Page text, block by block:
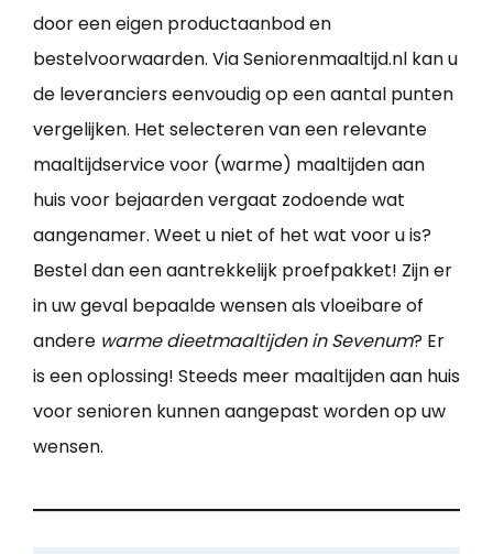
door een eigen productaanbod en
bestelvoorwaarden. Via Seniorenmaaltijd.nl kan u
de leveranciers eenvoudig op een aantal punten
vergelijken. Het selecteren van een relevante
maaltijdservice voor (warme) maaltijden aan
huis voor bejaarden vergaat zodoende wat
aangenamer. Weet u niet of het wat voor u is?
Bestel dan een aantrekkelijk proefpakket! Zijn er
in uw geval bepaalde wensen als vloeibare of
andere warme dieetmaaltijden in Sevenum? Er
is een oplossing! Steeds meer maaltijden aan huis
voor senioren kunnen aangepast worden op uw
wensen.